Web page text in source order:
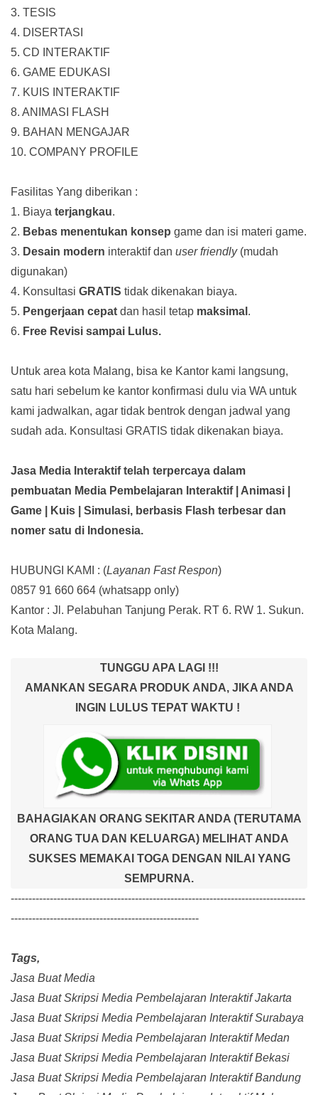
3. TESIS
4. DISERTASI
5. CD INTERAKTIF
6. GAME EDUKASI
7. KUIS INTERAKTIF
8. ANIMASI FLASH
9. BAHAN MENGAJAR
10. COMPANY PROFILE
Fasilitas Yang diberikan :
1. Biaya terjangkau.
2. Bebas menentukan konsep game dan isi materi game.
3. Desain modern interaktif dan user friendly(mudah
digunakan)
4. Konsultasi GRATIS tidak dikenakan biaya.
5. Pengerjaan cepat dan hasil tetap maksimal .
6. Free Revisi sampai Lulus.
Untuk area kota Malang, bisa ke Kantor kami langsung,
satu hari sebelum ke kantor konfirmasi dulu via WA untuk
kami jadwalkan, agar tidak bentrok dengan jadwal yang
sudah ada. Konsultasi GRATIS tidak dikenakan biaya.
Jasa Media Interaktif telah terpercaya dalam
pembuatan Media Pembelajaran Interaktif| Animasi |
Game | Kuis | Simulasi, berbasis Flash terbesar dan
nomer satu di Indonesia.
HUBUNGI KAMI : (Layanan Fast Respon)
0857 91 660 664 (whatsapp only)
Kantor : Jl. Pelabuhan Tanjung Perak. RT 6. RW 1. Sukun.
Kota Malang.
TUNGGU APA LAGI !!!
AMANKAN SEGARA PRODUK ANDA, JIKA ANDA
INGIN LULUS TEPAT WAKTU !
BAHAGIAKAN ORANG SEKITAR ANDA (TERUTAMA
ORANG TUA DAN KELUARGA) MELIHAT ANDA
SUKSES MEMAKAI TOGA DENGAN NILAI YANG
SEMPURNA.
-----------------------------------------------------------------------------------
-----------------------------------------------------
Tags,
Jasa Buat Media
Jasa Buat Skripsi Media Pembelajaran Interaktif Jakarta
Jasa Buat Skripsi Media Pembelajaran Interaktif Surabaya
Jasa Buat Skripsi Media Pembelajaran Interaktif Medan
Jasa Buat Skripsi Media Pembelajaran Interaktif Bekasi
Jasa Buat Skripsi Media Pembelajaran Interaktif Bandung